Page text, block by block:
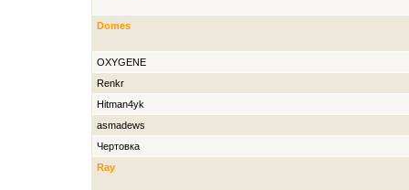
Domes
OXYGENE
Renkr
Hitman4yk
asmadews
Чертовка
Ray